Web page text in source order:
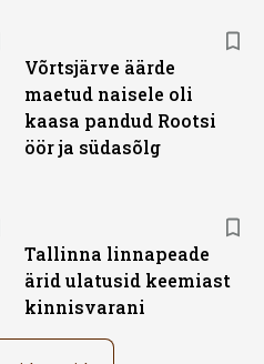
Võrtsjärve äärde
maetud naisele oli
kaasa pandud Rootsi
öör ja südasõlg
Tallinna linnapeade
ärid ulatusid keemiast
kinnisvarani